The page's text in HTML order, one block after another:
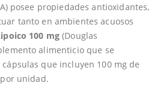
posee propiedades antioxidantes,
tanto en ambientes acuosos
100 mg (Douglas
alimenticio que se
que incluyen 100 mg de
unidad.